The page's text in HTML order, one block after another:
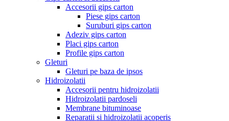
Accesorii gips carton
Piese gips carton
Suruburi gips carton
Adeziv gips carton
Placi gips carton
Profile gips carton
Gleturi
Gleturi pe baza de ipsos
Hidroizolatii
Accesorii pentru hidroizolatii
Hidroizolatii pardoseli
Membrane bituminoase
Reparatii si hidroizolatii acoperis